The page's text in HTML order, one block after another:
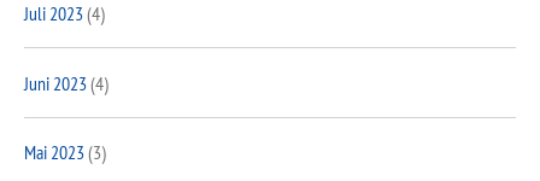
Juli 2023(4)
Juni 2023(4)
Mai 2023(3)